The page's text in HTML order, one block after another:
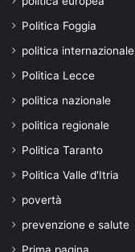
Politica Foggia
politica internazionale
Politica Lecce
politica nazionale
politica regionale
Politica Taranto
Politica Valle d'Itria
povertà
prevenzione e salute